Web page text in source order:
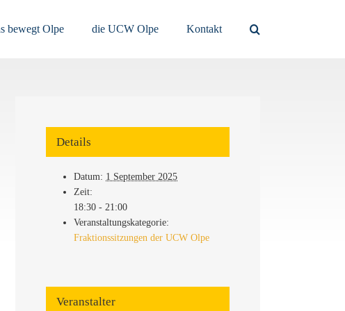
bewegt Olpe die UCW Olpe Kontakt
Details
Datum: 1 September 2025
Zeit:
18:30 - 21:00
Veranstaltungskategorie:
Fraktionssitzungen der UCW Olpe
Veranstalter